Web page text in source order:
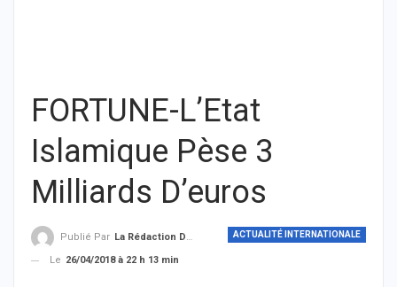
FORTUNE-L’Etat
Islamique Pèse 3
Milliards D’euros
ACTUALITÉ INTERNATIONALE
Publié Par La Rédaction De THIEYSENEGAL.com
Le 26/04/2018 à 22 h 13 min